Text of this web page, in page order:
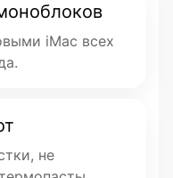
iMac всех
не